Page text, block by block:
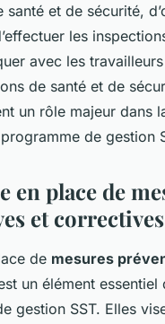
santé et de sécurité,
les
avec les
de santé et de
un rôle majeur dans
de gestion
en place de
et correctives
de mesures
un élément essentiel
gestion SST. Elles